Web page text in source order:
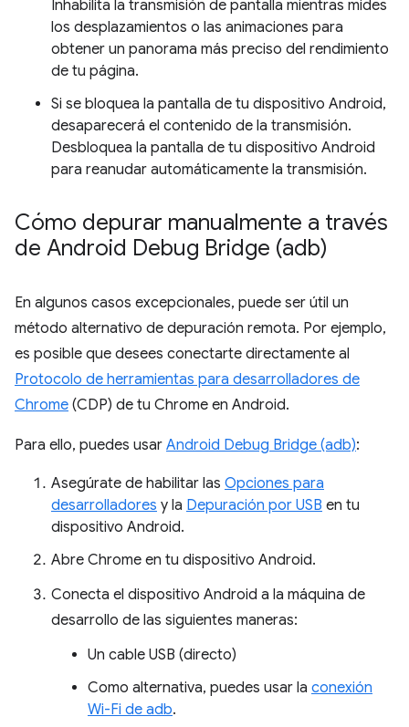
Inhabilita la transmisión de pantalla mientras mides
los desplazamientos o las animaciones para
obtener un panorama más preciso del rendimiento
de tu página.
Si se bloquea la pantalla de tu dispositivo Android,
desaparecerá el contenido de la transmisión.
Desbloquea la pantalla de tu dispositivo Android
para reanudar automáticamente la transmisión.
Cómo depurar manualmente a través
de Android Debug Bridge (adb)
En algunos casos excepcionales, puede ser útil un
método alternativo de depuración remota. Por ejemplo,
es posible que desees conectarte directamente al
Protocolo de herramientas para desarrolladores de
Chrome (CDP) de tu Chrome en Android.
Para ello, puedes usar Android Debug Bridge (adb):
Asegúrate de habilitar las Opciones para
desarrolladores y la Depuración por USB en tu
dispositivo Android.
Abre Chrome en tu dispositivo Android.
Conecta el dispositivo Android a la máquina de
desarrollo de las siguientes maneras:
Un cable USB (directo)
Como alternativa, puedes usar la conexión
Wi-Fi de adb.